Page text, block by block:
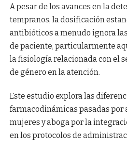
A pesar de los avances en la
tempranos, la dosificación
antibióticos a menudo ignora
de paciente, particularmente
la fisiología relacionada con el
de género en la atención.
Este estudio explora las
farmacodinámicas pasadas por
mujeres y aboga por la
en los protocolos de